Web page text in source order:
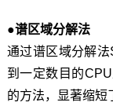
●谱区域分解法
通过谱区域分解
到一定数目的
的方法，显著缩短